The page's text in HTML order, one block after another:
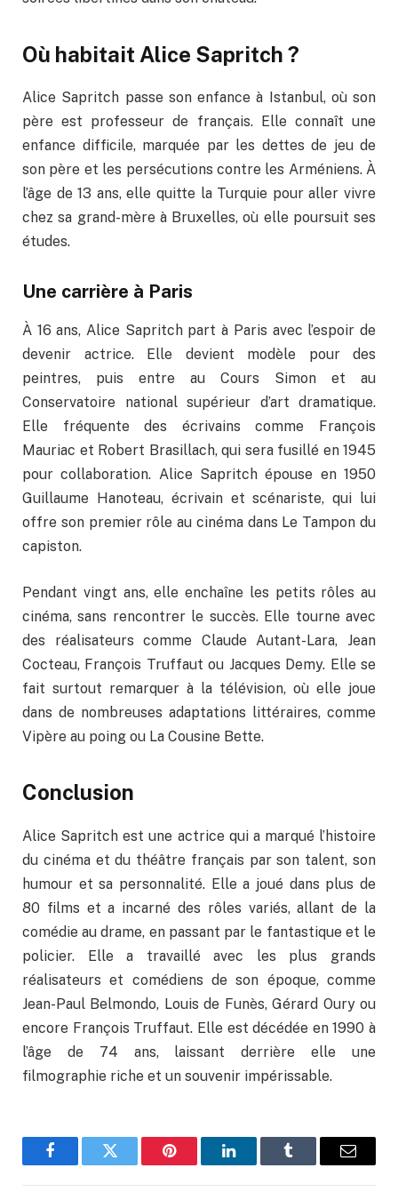
Où habitait Alice Sapritch ?
Alice Sapritch passe son enfance à Istanbul, où son
père est professeur de français. Elle connaît une
enfance difficile, marquée par les dettes de jeu de
son père et les persécutions contre les Arméniens. À
l’âge de 13 ans, elle quitte la Turquie pour aller vivre
chez sa grand-mère à Bruxelles, où elle poursuit ses
études.
Une carrière à Paris
À 16 ans, Alice Sapritch part à Paris avec l’espoir de
devenir actrice. Elle devient modèle pour des
peintres, puis entre au Cours Simon et au
Conservatoire national supérieur d’art dramatique.
Elle fréquente des écrivains comme François
Mauriac et Robert Brasillach, qui sera fusillé en 1945
pour collaboration. Alice Sapritch épouse en 1950
Guillaume Hanoteau, écrivain et scénariste, qui lui
offre son premier rôle au cinéma dans Le Tampon du
capiston.
Pendant vingt ans, elle enchaîne les petits rôles au
cinéma, sans rencontrer le succès. Elle tourne avec
des réalisateurs comme Claude Autant-Lara, Jean
Cocteau, François Truffaut ou Jacques Demy. Elle se
fait surtout remarquer à la télévision, où elle joue
dans de nombreuses adaptations littéraires, comme
Vipère au poing ou La Cousine Bette.
Conclusion
Alice Sapritch est une actrice qui a marqué l’histoire
du cinéma et du théâtre français par son talent, son
humour et sa personnalité. Elle a joué dans plus de
80 films et a incarné des rôles variés, allant de la
comédie au drame, en passant par le fantastique et le
policier. Elle a travaillé avec les plus grands
réalisateurs et comédiens de son époque, comme
Jean-Paul Belmondo, Louis de Funès, Gérard Oury ou
encore François Truffaut. Elle est décédée en 1990 à
l’âge de 74 ans, laissant derrière elle une
filmographie riche et un souvenir impérissable.
FacebookTwitter Pinterest LinkedInTumblr Email